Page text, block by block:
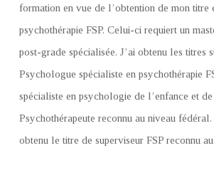
formation en vue de l’obtention de mon titre
psychothérapie FSP. Celui-ci requiert un
post-grade spécialisée. J’ai obtenu les titres
Psychologue spécialiste en psychothérapie
spécialiste en psychologie de l’enfance et
Psychothérapeute reconnu au niveau fédéral.
obtenu le titre de superviseur FSP reconnu